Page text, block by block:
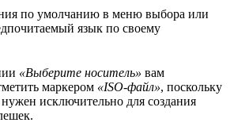
по умолчанию в меню выбора или
язык по своему
«Выберите носитель» вам
маркером «ISO-файл», поскольку
исключительно для создания